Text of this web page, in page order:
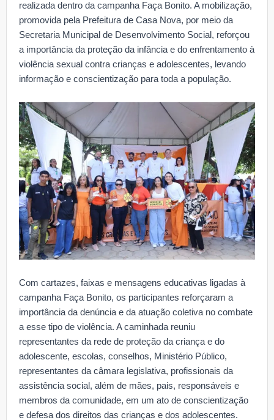
realizada dentro da campanha Faça Bonito. A mobilização,
promovida pela Prefeitura de Casa Nova, por meio da
Secretaria Municipal de Desenvolvimento Social, reforçou
a importância da proteção da infância e do enfrentamento à
violência sexual contra crianças e adolescentes, levando
informação e conscientização para toda a população.
Com cartazes, faixas e mensagens educativas ligadas à
campanha Faça Bonito, os participantes reforçaram a
importância da denúncia e da atuação coletiva no combate
a esse tipo de violência. A caminhada reuniu
representantes da rede de proteção da criança e do
adolescente, escolas, conselhos, Ministério Público,
representantes da câmara legislativa, profissionais da
assistência social, além de mães, pais, responsáveis e
membros da comunidade, em um ato de conscientização
e defesa dos direitos das crianças e dos adolescentes.